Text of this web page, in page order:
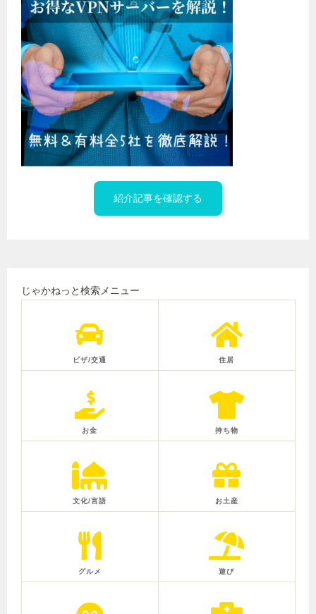
紹介記事を確認する
じゃかねっと検索メニュー
ビザ/交通 住居
お金 持ち物
文化/言語 お土産
グルメ 遊び